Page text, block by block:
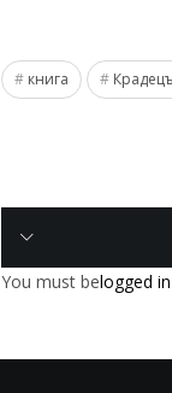
книга
You must belogged in